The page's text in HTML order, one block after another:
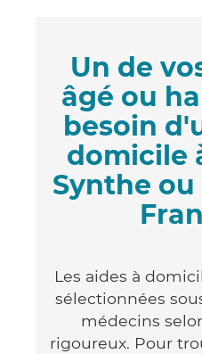
Un de
âgé ou
besoin
domicile
Synthe
Les aides à
sélectionnées
médecins
rigoureux. Pour